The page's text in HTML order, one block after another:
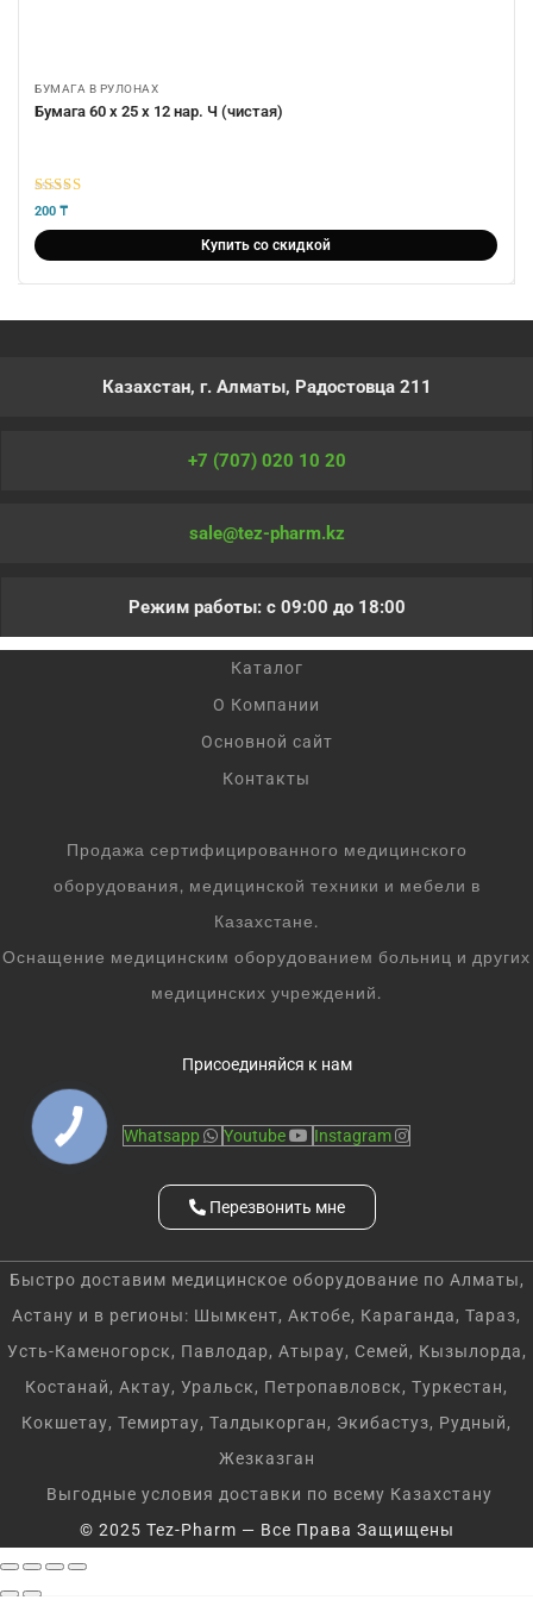
БУМАГА В РУЛОНАХ
Бумага 60 х 25 х 12 нар. Ч (чистая)
5из 5
200 ₸
Купить со скидкой
Казахстан, г. Алматы, Радостовца 211
+7 (707) 020 10 20
sale@tez-pharm.kz
Режим работы: с 09:00 до 18:00
Каталог
О Компании
Основной сайт
Контакты
Продажа сертифицированного медицинского
оборудования, медицинской техники и мебели в
Казахстане.
Оснащение медицинским оборудованием больниц и других
медицинских учреждений.
Присоединяйся к нам
Whatsapp Youtube Instagram
Перезвонить мне
Быстро доставим медицинское оборудование по Алматы,
Астану и в регионы: Шымкент, Актобе, Караганда, Тараз,
Усть-Каменогорск, Павлодар, Атырау, Семей, Кызылорда,
Костанай, Актау, Уральск, Петропавловск, Туркестан,
Кокшетау, Темиртау, Талдыкорган, Экибастуз, Рудный,
Жезказган
Выгодные условия доставки по всему Казахстану
© 2025 Tez-Pharm — Все Права Защищены